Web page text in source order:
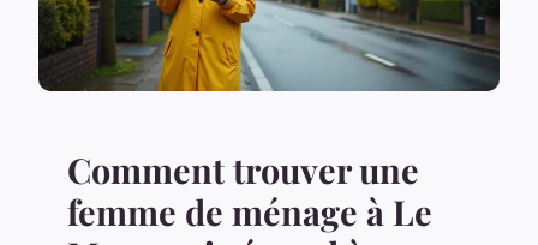
Comment trouver une
femme de ménage à Le